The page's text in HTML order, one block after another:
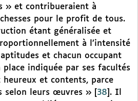
» et contribueraient à
pour le profit de tous.
étant généralisée et
à l’intensité
et chacun occupant
place indiquée par ses facultés
et contents, parce
selon leurs œuvres »
38 . Il